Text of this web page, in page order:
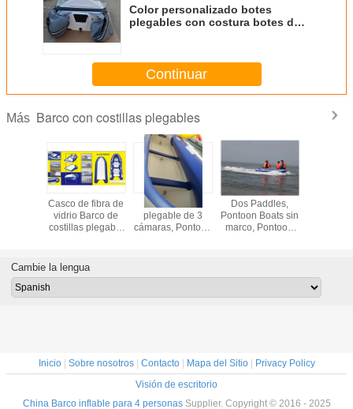
Color personalizado botes
plegables con costura botes de
Continuar
Más Barco con costillas plegables
Casco de fibra de
vidrio Barco de
costillas plegable
Almacenamiento
fácil 330 Cm Para
Barco inflable
plegable de 3
cámaras, Pontoón
Dos Paddles,
Pontoon Boats sin
marco, Pontoon
Cambie la lengua
Inicio| Sobre nosotros| Contacto| Mapa del Sitio|
Privacy Policy
Visión de escritorio
China Barco inflable para 4 personasSupplier. Copyright © 2016 - 2025